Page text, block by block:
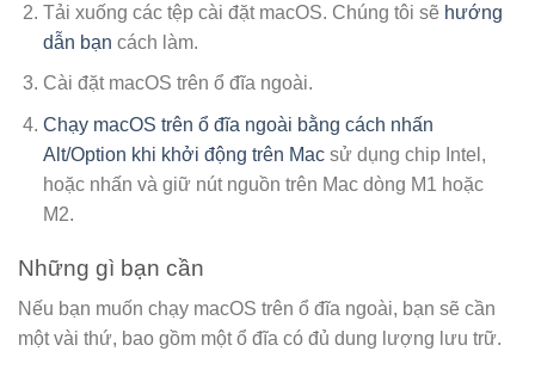
Tải xuống các tệp cài đặt macOS. Chúng tôi sẽ hướng
dẫn bạn cách làm.
Cài đặt macOS trên ổ đĩa ngoài.
Chạy macOS trên ổ đĩa ngoài bằng cách nhấn
Alt/Option khi khởi động trên Macsử dụng chip Intel,
hoặc nhấn và giữ nút nguồn trên Mac dòng M1 hoặc
M2.
Những gì bạn cần
Nếu bạn muốn chạy macOS trên ổ đĩa ngoài, bạn sẽ cần
một vài thứ, bao gồm một ổ đĩa có đủ dung lượng lưu trữ.